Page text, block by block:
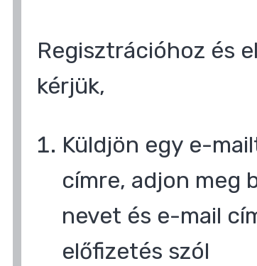
Regisztrációhoz és
kérjük,
Küldjön egy e-
címre, adjon meg
nevet és e-mail
előfizetés szól